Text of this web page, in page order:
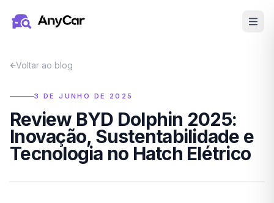
Voltar ao blog
3 DE JUNHO DE 2025
Review BYD Dolphin 2025:
Inovação, Sustentabilidade e
Tecnologia no Hatch Elétrico